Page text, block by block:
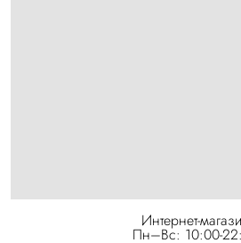
Интернет-
Пн–Вс: 10:00-